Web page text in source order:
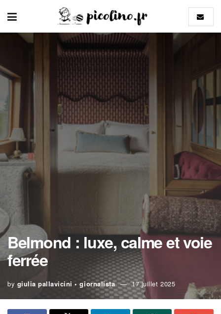
Belmond : luxe, calme et voie
ferrée
by giulia pallavicini • giornalista 17 juillet 2025